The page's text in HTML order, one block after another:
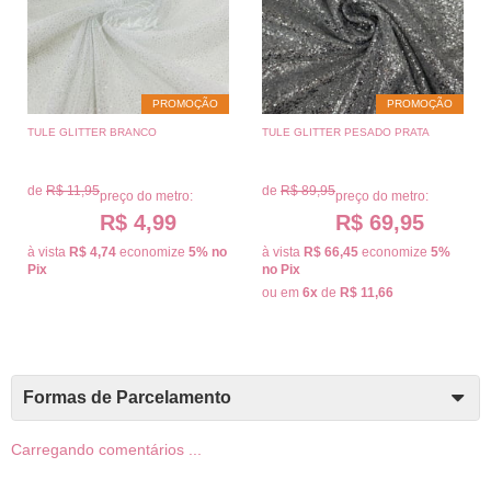
PROMOÇÃO
TULE GLITTER BRANCO
de R$ 11,95preço do metro:
R$ 4,99
à vista R$ 4,74 economize 5% no
Pix
PROMOÇÃO
TULE GLITTER PESADO PRATA
de R$ 89,95preço do metro:
R$ 69,95
à vista R$ 66,45 economize 5%
no Pix
ou em 6x de R$ 11,66
Formas de Parcelamento
Carregando comentários ...